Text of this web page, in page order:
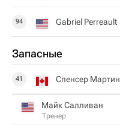
94 Gabriel Perreault
Запасные
41 Спенсер Мартин
Майк Салливан
Тренер